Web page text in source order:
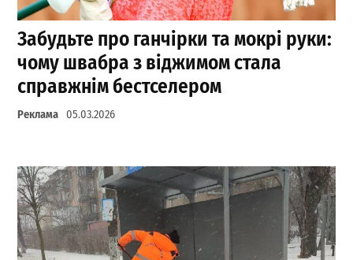
Забудьте про ганчірки та мокрі руки:
чому швабра з віджимом стала
справжнім бестселером
Реклама 05.03.2026